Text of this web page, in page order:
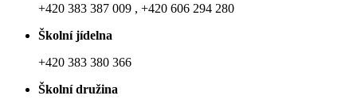
+420 383 387 009 , +420 606 294 280
Školní jídelna
+420 383 380 366
Školní družina